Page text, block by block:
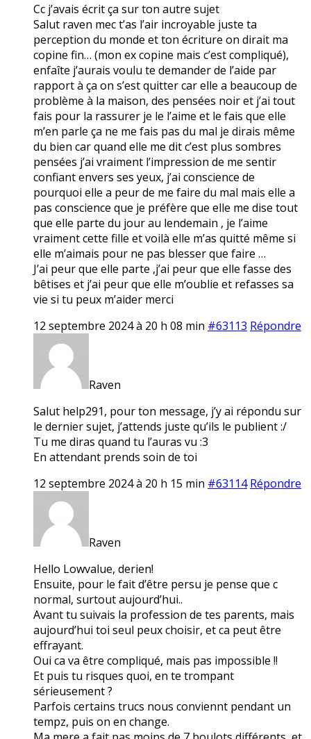
Cc j’avais écrit ça sur ton autre sujet
Salut raven mec t’as l’air incroyable juste ta
perception du monde et ton écriture on dirait ma
copine fin… (mon ex copine mais c’est compliqué),
enfaîte j’aurais voulu te demander de l’aide par
rapport à ça on s’est quitter car elle a beaucoup de
problème à la maison, des pensées noir et j’ai tout
fais pour la rassurer je le l’aime et le fais que elle
m’en parle ça ne me fais pas du mal je dirais même
du bien car quand elle me dit c’est plus sombres
pensées j’ai vraiment l’impression de me sentir
confiant envers ses yeux, j’ai conscience de
pourquoi elle a peur de me faire du mal mais elle a
pas conscience que je préfère que elle me dise tout
que elle parte du jour au lendemain , je l’aime
vraiment cette fille et voilà elle m’as quitté même si
elle m’aimais pour ne pas blesser que faire …
J’ai peur que elle parte ,j’ai peur que elle fasse des
bêtises et j’ai peur que elle m’oublie et refasses sa
vie si tu peux m’aider merci
12 septembre 2024 à 20 h 08 min #63113 Répondre
Raven
Salut help291, pour ton message, j’y ai répondu sur
le dernier sujet, j’attends juste qu’ils le publient :/
Tu me diras quand tu l’auras vu :3
En attendant prends soin de toi
12 septembre 2024 à 20 h 15 min #63114 Répondre
Raven
Hello Lowvalue, derien!
Ensuite, pour le fait d’être persu je pense que c
normal, surtout aujourd’hui..
Avant tu suivais la profession de tes parents, mais
aujourd’hui toi seul peux choisir, et ca peut être
effrayant.
Oui ca va être compliqué, mais pas impossible !!
Et puis tu risques quoi, en te trompant
sérieusement ?
Parfois certains trucs nous conviennt pendant un
tempz, puis on en change.